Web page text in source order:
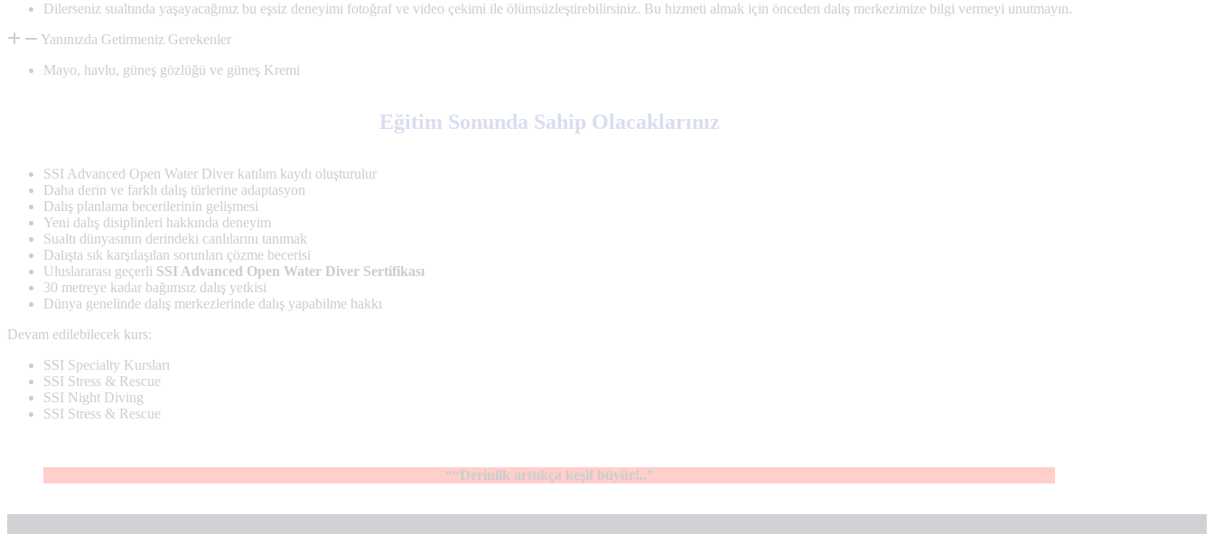
Dilerseniz sualtında yaşayacağınız bu eşsiz deneyimi fotoğraf ve video çekimi ile ölümsüzleştirebilirsiniz. Bu hizmeti almak için önceden dalış merkezimize bilgi vermeyi unutmayın.
Yanınızda Getirmeniz Gerekenler
Mayo, havlu, güneş gözlüğü ve güneş Kremi
Eğitim Sonunda Sahip Olacaklarınız
SSI Advanced Open Water Diver katılım kaydı oluşturulur
Daha derin ve farklı dalış türlerine adaptasyon
Dalış planlama becerilerinin gelişmesi
Yeni dalış disiplinleri hakkında deneyim
Sualtı dünyasının derindeki canlılarını tanımak
Dalışta sık karşılaşılan sorunları çözme becerisi
Uluslararası geçerli SSI Advanced Open Water Diver Sertifikası
30 metreye kadar bağımsız dalış yetkisi
Dünya genelinde dalış merkezlerinde dalış yapabilme hakkı
Devam edilebilecek kurs:
SSI Specialty Kursları
SSI Stress & Rescue
SSI Night Diving
SSI Stress & Rescue
““Derinlik arttıkça keşif büyür!..”